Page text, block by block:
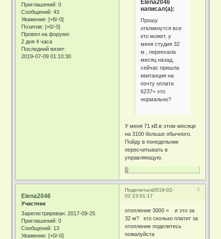
Приглашений: 0
Сообщений: 43
Уважение: [+8/-0]
Позитив: [+0/-0]
Провел на форуме:
2 дня 4 часа
Последний визит:
2019-07-09 01:10:30
Elena2046
написал(а):
Прошу
откликнутся все
кто может, у
меня студия 32
м , переехала
месяц назад,
сейчас пришла
квитанция на
почту оплата
6237= это
нормально?
У меня 71 кВ.в этом месяце
на 3100 больше обычного.
Пойду в понедельник
пересчитывать в
управляющую.
0
Поделиться 3
2018-02-
02 23:01:17
Elena2046
Участник
Зарегистрирован: 2017-09-25
Приглашений: 0
Сообщений: 13
Уважение: [+0/-0]
отопление 3000 = и это за
32 м? кто сколько платит за
отопление поделитесь
пожалуйста